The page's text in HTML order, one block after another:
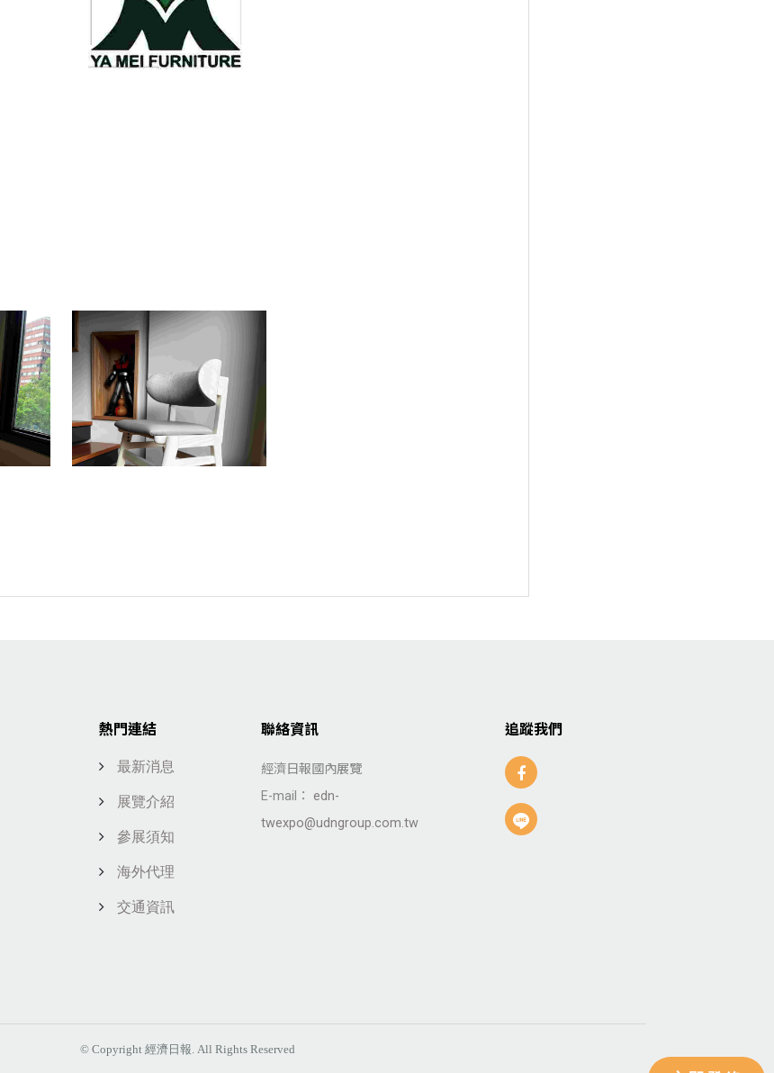
熱門連結
最新消息
展覽介紹
參展須知
海外代理
交通資訊
聯絡資訊
經濟日報國內展覽
E-mail：
edn-
twexpo@udngroup.com.tw
追蹤我們
© Copyright 經濟日報. All Rights Reserved